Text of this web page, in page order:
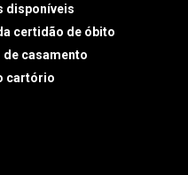
disponíveis
certidão de óbito
casamento
cartório